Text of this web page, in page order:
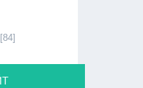
[84]